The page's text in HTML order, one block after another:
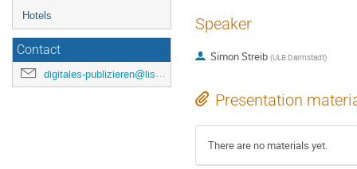
Hotels
Contact
digitales-publizieren@listserv.dfn.de
Speaker
Simon Streib (ULB Darmstadt)
Presentation
There are no materials yet.